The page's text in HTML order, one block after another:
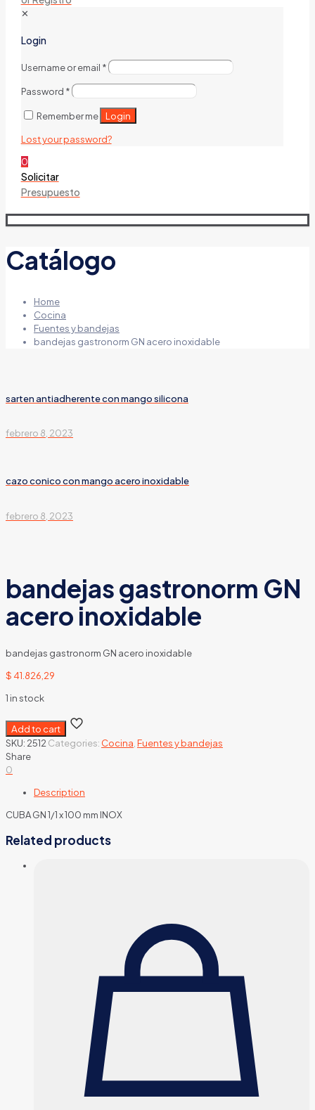
✕
Login
Username or email *
Password *
Remember me Login
Lost your password?
0
Solicitar
Presupuesto
Catálogo
Home
Cocina
Fuentes y bandejas
bandejas gastronorm GN acero inoxidable
sarten antiadherente con mango silicona
febrero 8, 2023
cazo conico con mango acero inoxidable
febrero 8, 2023
bandejas gastronorm GN
acero inoxidable
bandejas gastronorm GN acero inoxidable
$41.826,29
1 in stock
Add to cart
SKU: 2512 Categories: Cocina Fuentes y bandejas
Share
0
Description
CUBA GN 1/1 x 100 mm INOX
Related products